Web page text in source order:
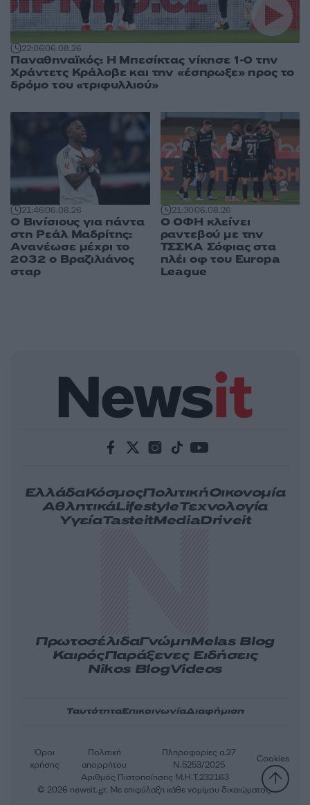
22:0606.08.26
Παναθηναϊκός: Η Μπεσίκτας νίκησε 1-0 την
Χράντετς Κράλοβε και την «έσπρωξε» προς το
δρόμο του «τριφυλλιού»
21:4606.08.26
Ο Βινίσιους για πάντα
στη Ρεάλ Μαδρίτης:
Ανανέωσε μέχρι το
2032 ο Βραζιλιάνος
σταρ
21:3006.08.26
Ο ΟΦΗ κλείνει
ραντεβού με την
ΤΣΣΚΑ Σόφιας στα
πλέι οφ του Europa
League
ΕλλάδαΚόσμοςΠολιτικήΟικονομία
ΑθλητικάLifestyleΤεχνολογία
ΥγείαTasteitMediaDriveit
ΠρωτοσέλιδαΓνώμηMelas Blog
ΚαιρόςΠαράξενες Ειδήσεις
Nikos BlogVideos
ΤαυτότηταΕπικοινωνίαΔιαφήμιση
Αριθμός Πιστοποίησης Μ.Η.Τ.232163
Όροι
χρήσης
Πολιτική
απορρήτου
Πληροφορίες α.27
Ν.5253/2025
Cookies
© 2026 newsit.gr. Με επιφύλαξη κάθε νομίμου δικαιώματος.